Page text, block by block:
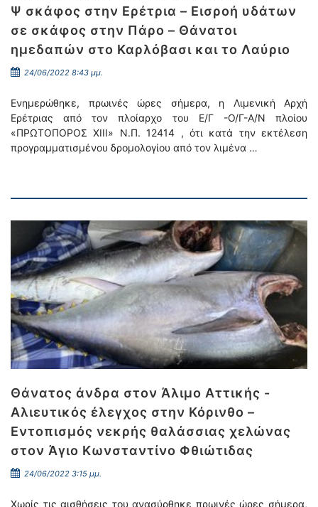
Ψ σκάφος στην Ερέτρια – Εισροή υδάτων
σε σκάφος στην Πάρο – Θάνατοι
ημεδαπών στο Καρλόβασι και το Λαύριο
24/06/2022 8:43 μμ.
Ενημερώθηκε, πρωινές ώρες σήμερα, η Λιμενική Αρχή
Ερέτριας από τον πλοίαρχο του Ε/Γ -Ο/Γ-Α/Ν πλοίου
«ΠΡΩΤΟΠΟΡΟΣ ΧΙΙΙ» Ν.Π. 12414 , ότι κατά την εκτέλεση
προγραμματισμένου δρομολογίου από τον λιμένα …
Θάνατος άνδρα στον Άλιμο Αττικής -
Αλιευτικός έλεγχος στην Κόρινθο –
Εντοπισμός νεκρής θαλάσσιας χελώνας
στον Άγιο Κωνσταντίνο Φθιώτιδας
24/06/2022 3:15 μμ.
Χωρίς τις αισθήσεις του ανασύρθηκε πρωινές ώρες σήμερα,